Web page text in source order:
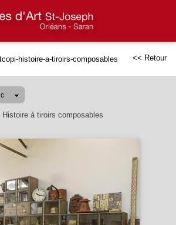
histoire-a-tiroirs-composables << Retour
Histoire à tiroirs composables